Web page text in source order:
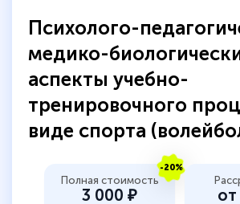
Психолого-
медико-
аспекты учебно-
тренировочного
виде спорта
-20%
Полная стоимость
3 000 ₽